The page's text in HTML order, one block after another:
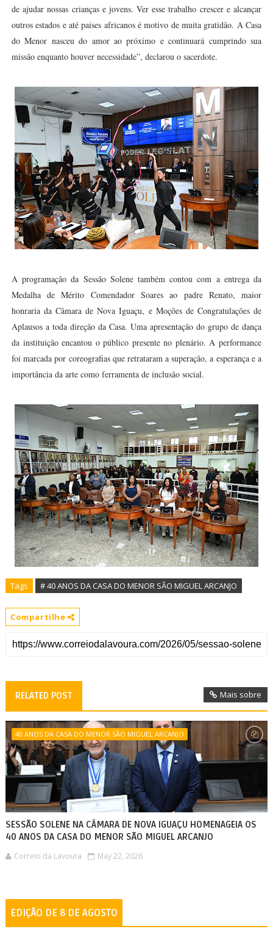
de ajudar nossas crianças e jovens. Ver esse trabalho crescer e alcançar
outros estados e até países africanos é motivo de muita gratidão. A Casa
do Menor nasceu do amor ao próximo e continuará cumprindo sua
missão enquanto houver necessidade”, declarou o sacerdote.
A programação da Sessão Solene também contou com a entrega da
Medalha de Mérito Comendador Soares ao padre Renato, maior
honraria da Câmara de Nova Iguaçu, e Moções de Congratulações de
Aplausos a toda direção da Casa. Uma apresentação do grupo de dança
da instituição encantou o público presente no plenário. A performance
foi marcada por coreografias que retrataram a superação, a esperança e a
importância da arte como ferramenta de inclusão social.
Tags # 40 ANOS DA CASA DO MENOR SÃO MIGUEL ARCANJO
Compartilhe
RELATED POST Mais sobre
40 ANOS DA CASA DO MENOR SÃO MIGUEL ARCANJO
SESSÃO SOLENE NA CÂMARA DE NOVA IGUAÇU HOMENAGEIA OS
40 ANOS DA CASA DO MENOR SÃO MIGUEL ARCANJO
Correio da Lavoura May 22, 2026
EDIÇÃO DE 8 DE AGOSTO